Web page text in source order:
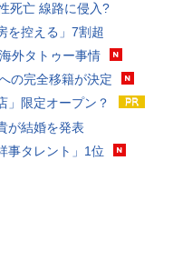
死亡 線路に侵入?
を控える」7割超
外タトゥー事情
の完全移籍が決定
」限定オープン？
が結婚を発表
事タレント」1位